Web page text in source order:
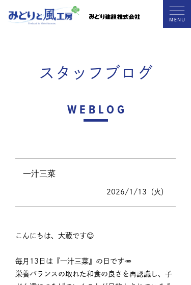
スタッフブログ
WEBLOG
一汁三菜
2026/1/13（火）
こんにちは、大蔵です😊
毎月13日は『一汁三菜』の日です🥕
栄養バランスの取れた和食の良さを再認識し、子